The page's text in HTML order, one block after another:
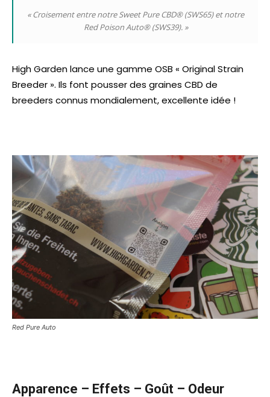
« Croisement entre notre Sweet Pure CBD® (SWS65) et notre
Red Poison Auto® (SWS39). »
High Garden lance une gamme OSB « Original Strain
Breeder ». Ils font pousser des graines CBD de
breeders connus mondialement, excellente idée !
Red Pure Auto
Apparence – Effets – Goût – Odeur